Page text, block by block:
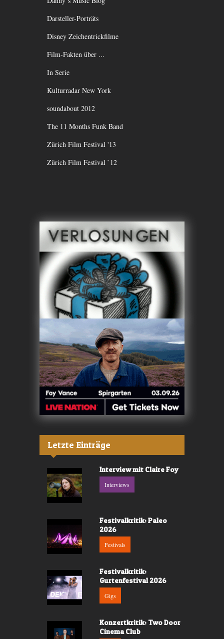
Darsteller-Porträts
Disney Zeichentrickfilme
Film-Fakten über ...
In Serie
Kulturradar New York
soundabout 2012
The 11 Months Funk Band
Zürich Film Festival '13
Zürich Film Festival `12
Letzte Einträge
Interview mit Claire Foy
Interviews
Festivalkritik: Paleo
2026
Festivals
Festivalkritik:
Gurtenfestival 2026
Gigs
Konzertkritik: Two Door
Cinema Club